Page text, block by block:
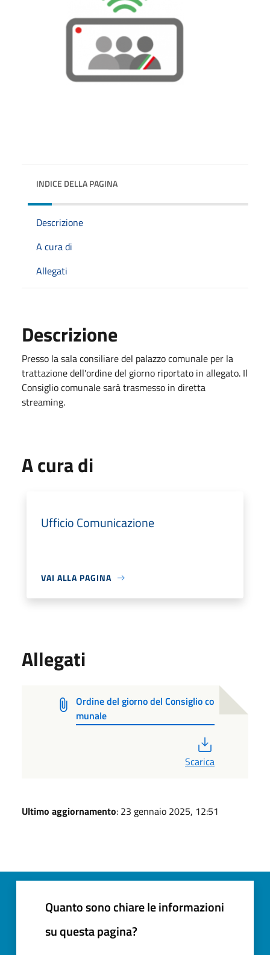
INDICE DELLA PAGINA
Descrizione
A cura di
Allegati
Descrizione
Presso la sala consiliare del palazzo comunale per la
trattazione dell'ordine del giorno riportato in allegato. Il
Consiglio comunale sarà trasmesso in diretta
streaming.
A cura di
Ufficio Comunicazione
VAI ALLA PAGINA
Allegati
Ordine del giorno del Consiglio co
munale
Scarica
Ultimo aggiornamento: 23 gennaio 2025, 12:51
Quanto sono chiare le informazioni
su questa pagina?